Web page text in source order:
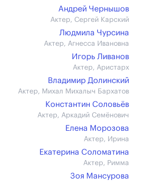
Андрей Чернышов
Актер, Сергей Карский
Людмила Чурсина
Актер, Агнесса Ивановна
Игорь Ливанов
Актер, Аристарх
Владимир Долинский
Актер, Михал Михалыч Бархатов
Константин Соловьёв
Актер, Аркадий Семёнович
Елена Морозова
Актер, Ирина
Екатерина Соломатина
Актер, Римма
Зоя Мансурова